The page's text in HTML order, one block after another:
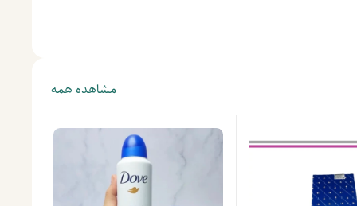
مشاهده همه